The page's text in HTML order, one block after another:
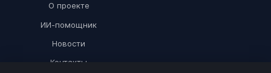
О проекте
ИИ-помощник
Новости
Контакты